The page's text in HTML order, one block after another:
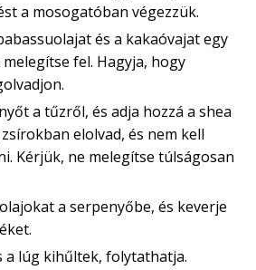
a mosogatóban végezzük.
és a kakaóvajat egy
fel. Hagyja, hogy
a tűzről, és adja hozzá a shea
elolvad, és nem kell
Kérjük, ne melegítse túlságosan
a serpenyőbe, és keverje
a lúg kihűltek, folytathatja.